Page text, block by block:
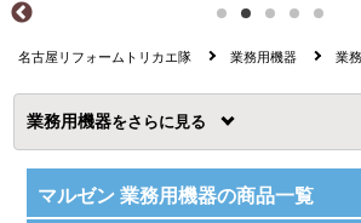
名古屋リフォームトリカエ隊 業務用機器 業
業務用機器を
マルゼン 業務用機器の商品一覧